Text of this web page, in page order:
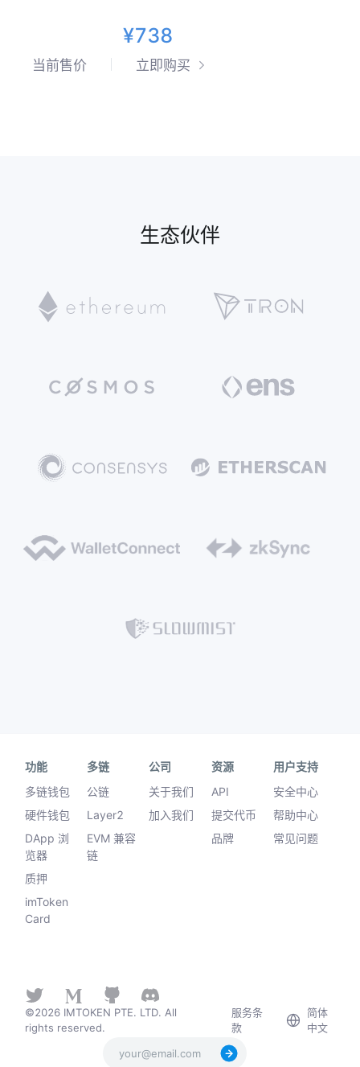
¥738
当前售价 立即购买
生态伙伴
功能
多链钱包
硬件钱包
DApp 浏
览器
质押
imToken
Card
多链
公链
Layer2
EVM 兼容
链
公司
关于我们
加入我们
资源
API
提交代币
品牌
用户支持
安全中心
帮助中心
常见问题
©2026 IMTOKEN PTE. LTD. All
rights reserved.
服务条
款
简体
中文